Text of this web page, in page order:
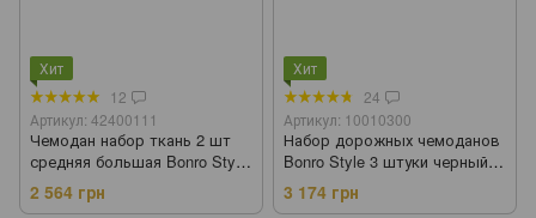
Хит
12
Артикул: 42400111
Чемодан набор ткань 2 шт
средняя большая Bonro Style
черно-фиолетовый
(42400111)
2 564 грн
Хит
24
Артикул: 10010300
Набор дорожных чемоданов
Bonro Style 3 штуки черный
(10010300)
3 174 грн